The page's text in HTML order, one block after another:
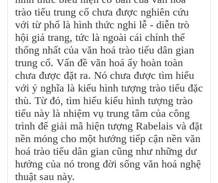
trào tiếu trung cổ chưa được nghiên cứu
với từ phổ là hình thức nghi lễ - diễn trò
hội giả trang, tức là ngoài cái chỉnh thể
thống nhất của văn hoá trào tiếu dân gian
trung cổ. Vấn đề văn hoá ấy hoàn toàn
chưa được đặt ra. Nó chưa được tìm hiểu
với ý nghĩa là kiểu hình tượng trào tiếu đặc
thù. Từ đó, tìm hiểu kiểu hình tượng trào
tiếu này là nhiệm vụ trung tâm của công
trình để giải mã hiện tượng Rabelais và đặt
nền móng cho một hướng tiếp cận nền văn
hoá trào tiếu dân gian cũng như những dư
hưởng của nó trong đời sống văn hoá nghệ
thuật sau này.